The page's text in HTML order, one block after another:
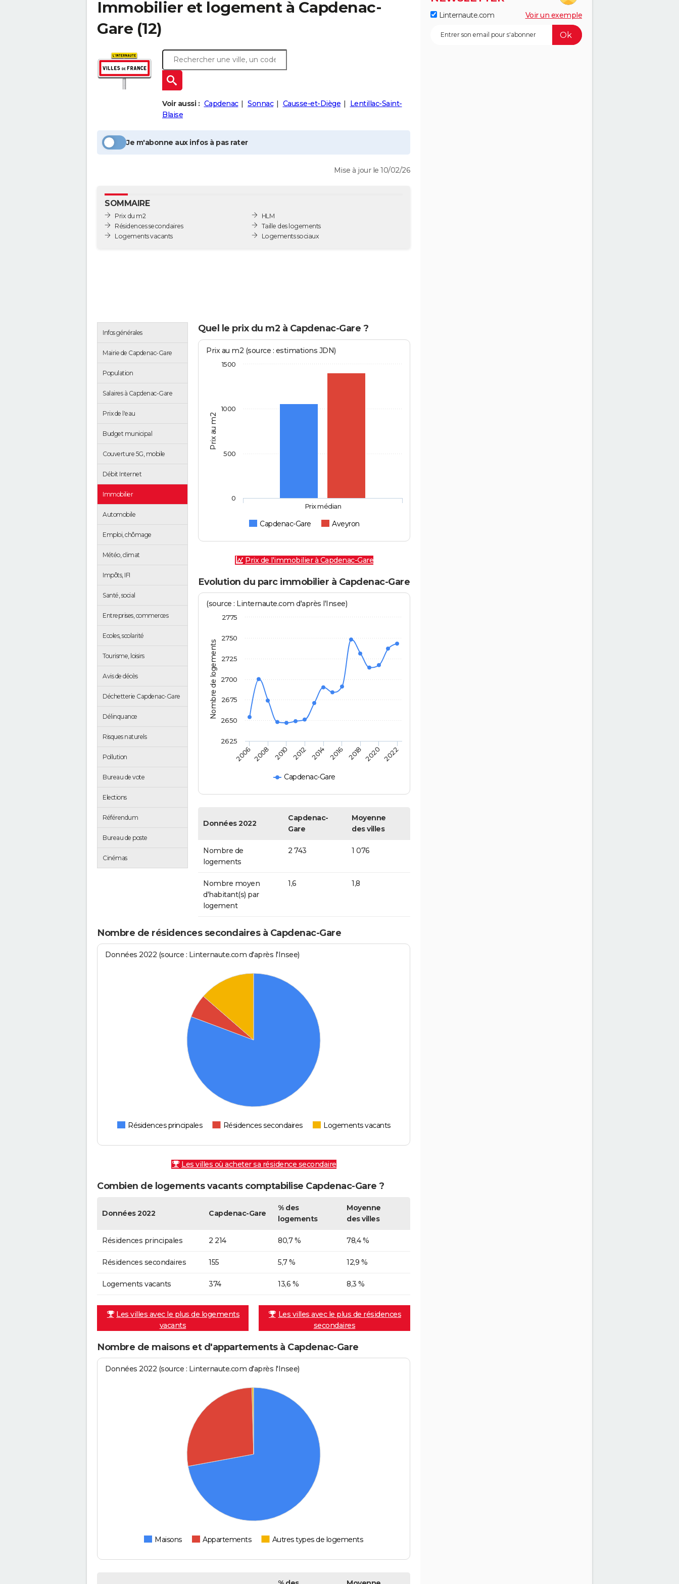
Immobilier et logement à Capdenac-
Gare (12)
Voir aussi : Capdenac Sonnac Causse-et-Diège
Lentillac-Saint-
Blaise
Je m'abonne aux infos à pas rater
Mise à jour le 10/02/26
SOMMAIRE
Prix du m2
Résidences secondaires
Logements vacants
HLM
Taille des logements
Logements sociaux
Infos générales
Mairie de Capdenac-Gare
Population
Salaires à Capdenac-Gare
Prix de l'eau
Budget municipal
Couverture 5G, mobile
Débit Internet
Immobilier
Automobile
Emploi, chômage
Météo, climat
Impôts, IFI
Santé, social
Entreprises, commerces
Ecoles, scolarité
Tourisme, loisirs
Avis de décès
Déchetterie Capdenac-Gare
Délinquance
Risques naturels
Pollution
Bureau de vote
Elections
Référendum
Bureau de poste
Cinémas
Quel le prix du m2 à Capdenac-Gare ?
Prix au m2
Prix au m2 (source : estimations JDN)
Capdenac-Gare Aveyron
Prix médian
0
500
1000
1500
Prix de l'immobilier à Capdenac-Gare
Evolution du parc immobilier à Capdenac-Gare
Nombre de logements
(source : Linternaute.com d'après l'Insee)
Capdenac-Gare
20062008 2010 2012 2014 2016 2018 2020 2022
2625
2650
2675
2700
2725
2750
2775
Données 2022
Capdenac-
Gare
Moyenne
des villes
Nombre de
logements
2 743 1 076
Nombre moyen
d'habitant(s) par
logement
1,6 1,8
Nombre de résidences secondaires à Capdenac-Gare
Données 2022 (source : Linternaute.com d'après l'Insee)
Résidences principales Résidences secondaires Logements vacants
Les villes où acheter sa résidence secondaire
Combien de logements vacants comptabilise Capdenac-Gare ?
Données 2022 Capdenac-Gare
% des
logements
Moyenne
des villes
Résidences principales 2 214 80,7 % 78,4 %
Résidences secondaires 155 5,7 % 12,9 %
Logements vacants 374 13,6 % 8,3 %
Les villes avec le plus de logements
vacants
Les villes avec le plus de résidences
secondaires
Nombre de maisons et d'appartements à Capdenac-Gare
Données 2022 (source : Linternaute.com d'après l'Insee)
Maisons Appartements Autres types de logements
Linternaute.com Voir un exemple